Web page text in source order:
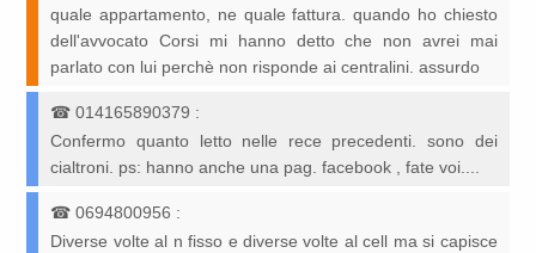
quale appartamento, ne quale fattura. quando ho chiesto
dell'avvocato Corsi mi hanno detto che non avrei mai
parlato con lui perchè non risponde ai centralini. assurdo
☎014165890379 :
Confermo quanto letto nelle rece precedenti. sono dei
cialtroni. ps: hanno anche una pag. facebook , fate voi....
☎0694800956 :
Diverse volte al n fisso e diverse volte al cell ma si capisce